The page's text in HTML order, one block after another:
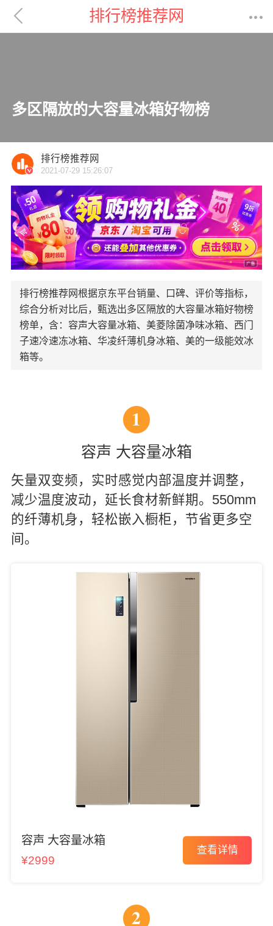
 排行榜推荐网 
多区隔放的大容量冰箱好物榜

排行榜推荐网
2021-07-29 15:26:07
排行榜推荐网根据京东平台销量、口碑、评价等指标，
综合分析对比后，甄选出多区隔放的大容量冰箱好物榜
榜单，含：容声大容量冰箱、美菱除菌净味冰箱、西门
子速冷速冻冰箱、华凌纤薄机身冰箱、美的一级能效冰
箱等。
1
容声 大容量冰箱
矢量双变频，实时感觉内部温度并调整，
减少温度波动，延长食材新鲜期。550mm
的纤薄机身，轻松嵌入橱柜，节省更多空
间。
容声 大容量冰箱
¥2999
查看详情
2